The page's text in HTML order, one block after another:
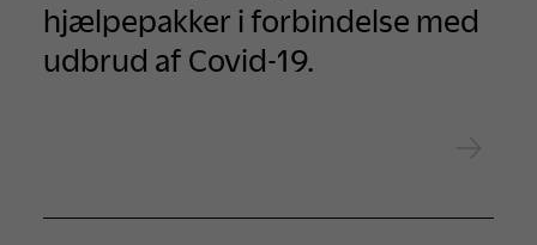
hjælpepakker i forbindelse med
udbrud af Covid-19.